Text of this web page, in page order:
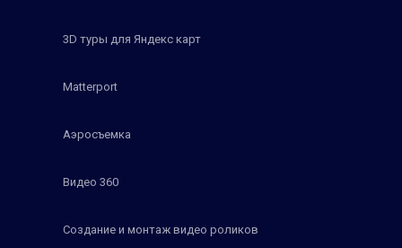
3D туры для Яндекс карт
Matterport
Аэросъемка
Видео 360
Создание и монтаж видео роликов